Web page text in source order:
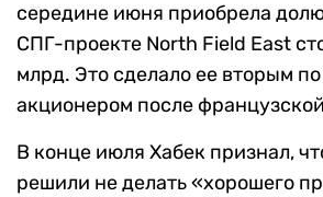
середине июня приобрела
СПГ-проекте North Field East
млрд. Это сделало ее вторым
акционером после
В конце июля Хабек признал,
решили не делать «хорошего